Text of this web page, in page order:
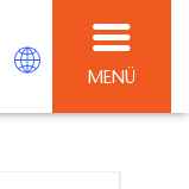
MENÜ